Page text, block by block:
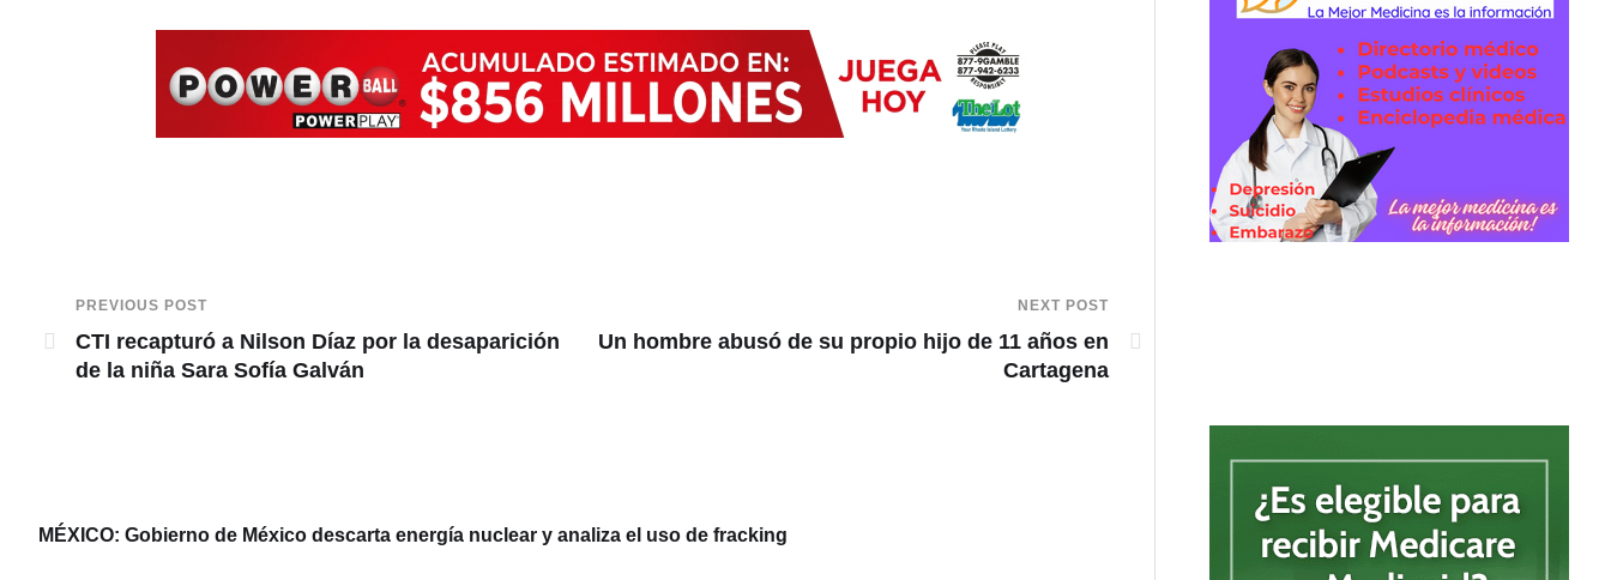
PREVIOUS POST
CTI recapturó a Nilson Díaz por la desaparición
de la niña Sara Sofía Galván
NEXT POST
Un hombre abusó de su propio hijo de 11 años en
Cartagena
MÉXICO: Gobierno de México descarta energía nuclear y analiza el uso de fracking